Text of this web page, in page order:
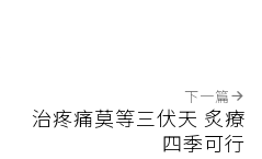
下一篇
治疼痛莫等三伏天 炙療
四季可行